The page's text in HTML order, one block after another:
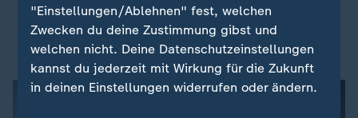
Warum Trumps Umbau des Kennedy Centers so
umstritten ist
"Einstellungen/Ablehnen" fest, welchen
Zwecken du deine Zustimmung gibst und
welchen nicht. Deine Datenschutzeinstellungen
kannst du jederzeit mit Wirkung für die Zukunft
in deinen Einstellungen widerrufen oder ändern.